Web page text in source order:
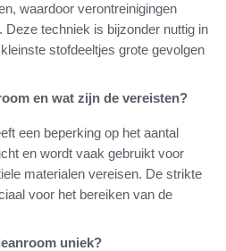
waardoor verontreinigingen
Deze techniek is bijzonder nuttig in
stofdeeltjes grote gevolgen
en wat zijn de vereisten?
een beperking op het aantal
en wordt vaak gebruikt voor
materialen vereisen. De strikte
voor het bereiken van de
uniek?